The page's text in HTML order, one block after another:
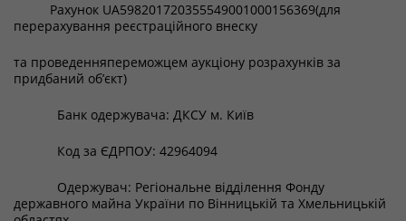
Рахунок UA598201720355549001000156369(для
перерахування реєстраційного внеску
та проведенняпереможцем аукціону розрахунків за
придбаний об’єкт)
Банк одержувача: ДКСУ м. Київ
Код за ЄДРПОУ: 42964094
Одержувач: Регіональне відділення Фонду
державного майна України по Вінницькій та Хмельницькій